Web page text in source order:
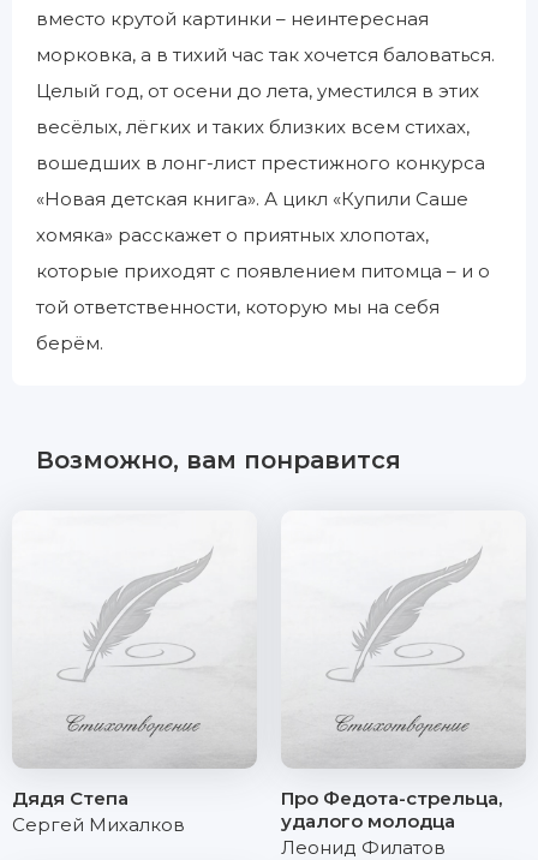
вместо крутой картинки – неинтересная
морковка, а в тихий час так хочется баловаться.
Целый год, от осени до лета, уместился в этих
весёлых, лёгких и таких близких всем стихах,
вошедших в лонг-лист престижного конкурса
«Новая детская книга». А цикл «Купили Саше
хомяка» расскажет о приятных хлопотах,
которые приходят с появлением питомца – и о
той ответственности, которую мы на себя
берём.
Возможно, вам понравится
Дядя Степа
Сергей Михалков
Про Федота-стрельца,
удалого молодца
Леонид Филатов